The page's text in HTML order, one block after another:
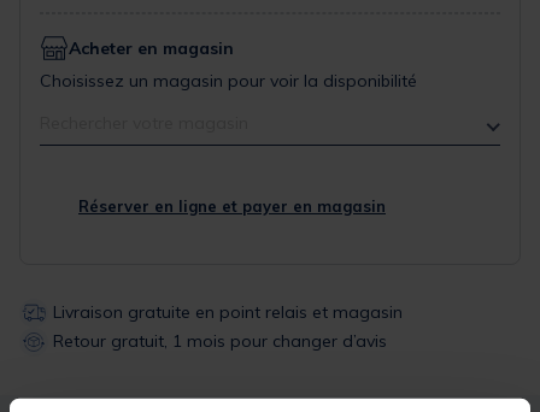
Acheter en magasin
Choisissez un magasin pour voir la disponibilité
Réserver en ligne et payer en magasin
Livraison gratuite en point relais et magasin
Retour gratuit, 1 mois pour changer d’avis